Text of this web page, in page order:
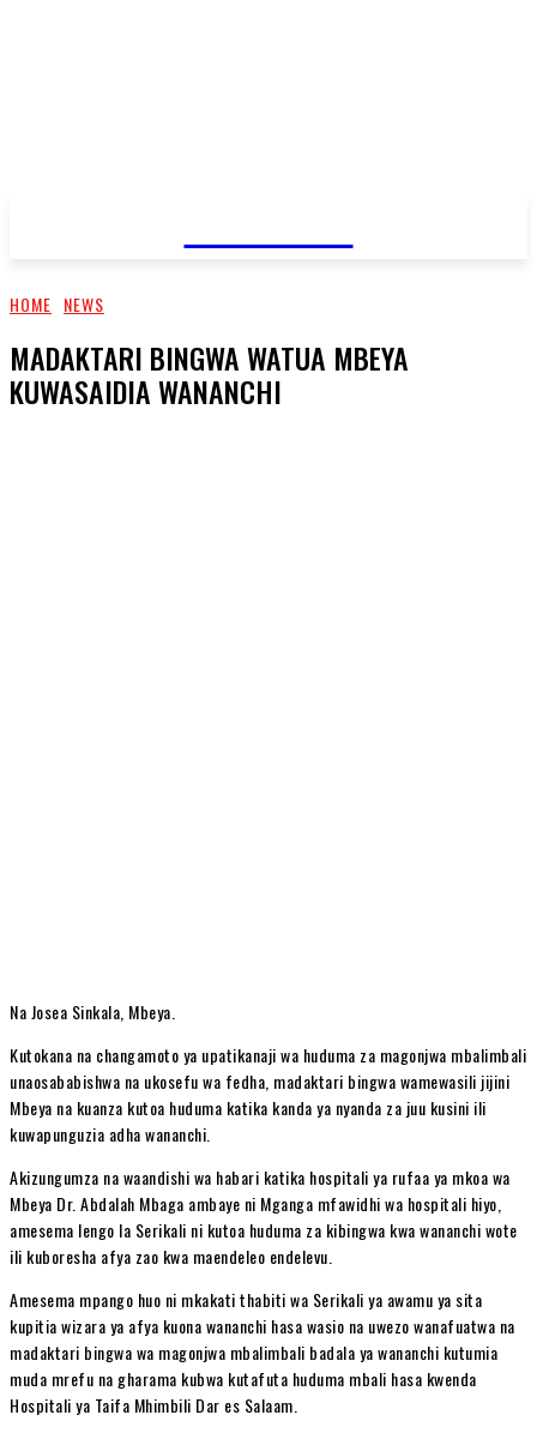
HOME NEWS
MADAKTARI BINGWA WATUA MBEYA
KUWASAIDIA WANANCHI
Na Josea Sinkala, Mbeya.
Kutokana na changamoto ya upatikanaji wa huduma za magonjwa mbalimbali
unaosababishwa na ukosefu wa fedha, madaktari bingwa wamewasili jijini
Mbeya na kuanza kutoa huduma katika kanda ya nyanda za juu kusini ili
kuwapunguzia adha wananchi.
Akizungumza na waandishi wa habari katika hospitali ya rufaa ya mkoa wa
Mbeya Dr. Abdalah Mbaga ambaye ni Mganga mfawidhi wa hospitali hiyo,
amesema lengo la Serikali ni kutoa huduma za kibingwa kwa wananchi wote
ili kuboresha afya zao kwa maendeleo endelevu.
Amesema mpango huo ni mkakati thabiti wa Serikali ya awamu ya sita
kupitia wizara ya afya kuona wananchi hasa wasio na uwezo wanafuatwa na
madaktari bingwa wa magonjwa mbalimbali badala ya wananchi kutumia
muda mrefu na gharama kubwa kutafuta huduma mbali hasa kwenda
Hospitali ya Taifa Mhimbili Dar es Salaam.